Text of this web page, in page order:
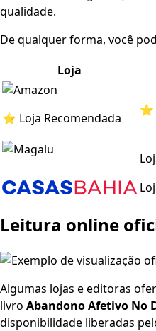
qualidade.
De qualquer forma, você
Loja
⭐ Loja Recomendada
⭐
Leitura online
Algumas lojas e editoras
livro Abandono Afetivo No
disponibilidade liberadas